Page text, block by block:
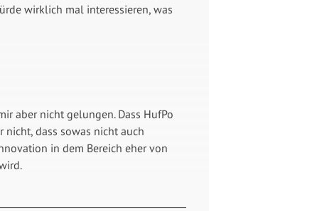
wirklich mal interessieren, was
aber nicht gelungen. Dass HufPo
dass sowas nicht auch
in dem Bereich eher von